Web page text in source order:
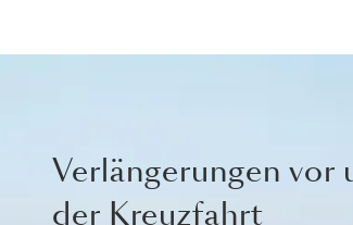
Verlängerungen vor
der Kreuzfahrt